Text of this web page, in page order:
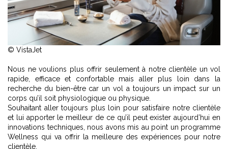
© VistaJet
Nous ne voulions plus offrir seulement à notre clientèle un vol
rapide, efficace et confortable mais aller plus loin dans la
recherche du bien-être car un vol a toujours un impact sur un
corps qu’il soit physiologique ou physique.
Souhaitant aller toujours plus loin pour satisfaire notre clientèle
et lui apporter le meilleur de ce qu’il peut exister aujourd’hui en
innovations techniques, nous avons mis au point un programme
Wellness qui va offrir la meilleure des expériences pour notre
clientèle.